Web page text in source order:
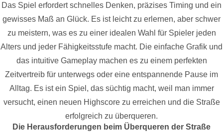
Das Spiel erfordert schnelles Denken, präzises Timing und ein
gewisses Maß an Glück. Es ist leicht zu erlernen, aber schwer
zu meistern, was es zu einer idealen Wahl für Spieler jeden
Alters und jeder Fähigkeitsstufe macht. Die einfache Grafik und
das intuitive Gameplay machen es zu einem perfekten
Zeitvertreib für unterwegs oder eine entspannende Pause im
Alltag. Es ist ein Spiel, das süchtig macht, weil man immer
versucht, einen neuen Highscore zu erreichen und die Straße
erfolgreich zu überqueren.
Die Herausforderungen beim Überqueren der Straße